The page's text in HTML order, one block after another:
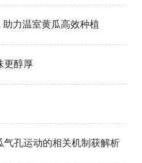
力温室黄瓜高效种植
更醇厚
气孔运动的相关机制获解析